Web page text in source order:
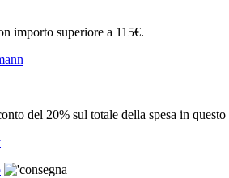
importo superiore a 115€.
del 20% sul totale della spesa in